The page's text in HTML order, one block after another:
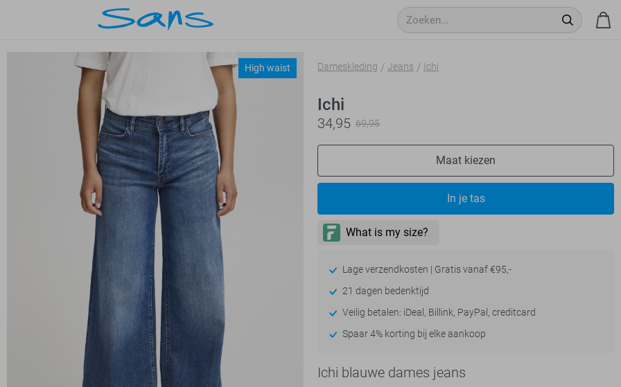
High waist Dameskleding Jeans Ichi
Ichi
34,95 69,95
Maat kiezen
In je tas
Lage verzendkosten | Gratis vanaf €95,-
21 dagen bedenktijd
Veilig betalen: iDeal, Billink, PayPal, creditcard
Spaar 4% korting bij elke aankoop
Ichi blauwe dames jeans